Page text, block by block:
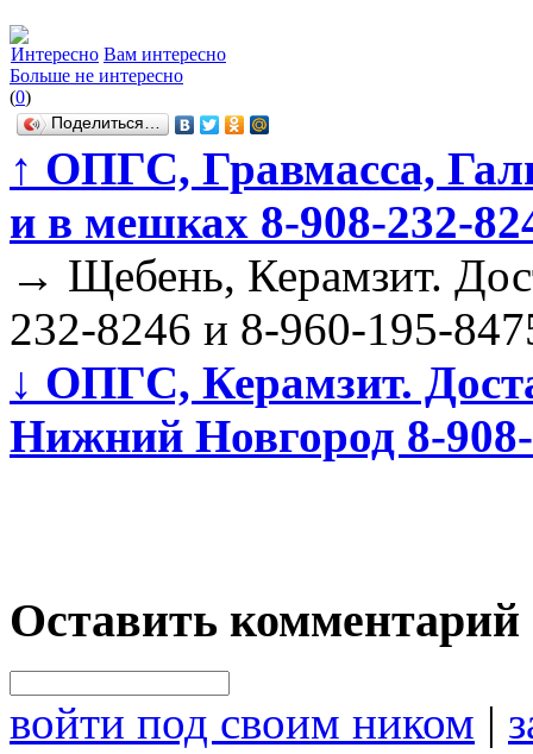
Интересно Вам интересно
Больше не интересно
(0)
Поделиться…
↑ ОПГС, Гравмасса,
и в мешках 8-908-232-
→ Щебень, Керамзит.
232-8246 и 8-960-195-
↓ ОПГС, Керамзит.
Нижний Новгород 8-
Оставить комментарий
войти под своим ником |